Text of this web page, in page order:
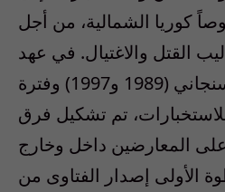
كوريا الشمالية، من أجل
القتل والاغتيال. في عهد
رئاسة هاشمي رفسنجاني (1989 و1997) وفترة
تم تشكيل فرق
على المعارضين داخل وخارج
الأولى إصدار الفتاوى من